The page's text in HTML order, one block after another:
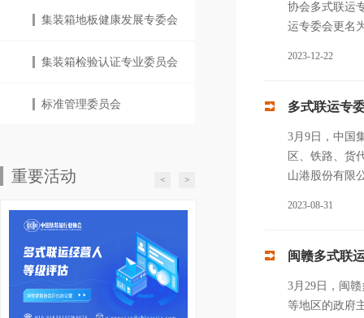
集装箱地板健康发展专委会
集装箱检验认证专业委员会
标准管理委员会
重要活动 < >
协会多式联运
运专委会更名
2023-12-22
多式联运专
3月9日，中国
区、铁路、货
山港股份有限
2023-08-31
闽赣多式联
3月29日，闽
等地区的政府